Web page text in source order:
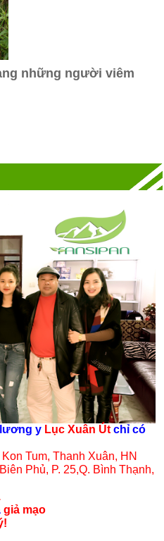
những người viêm
y Lục Xuân Útchỉ có
Tum, Thanh Xuân, HN
Phủ, P. 25,Q. Bình Thạnh,
giả mạo